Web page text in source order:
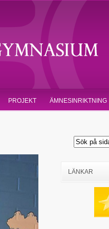
PROJEKT ÄMNESINRIKTNING
LÄNKAR